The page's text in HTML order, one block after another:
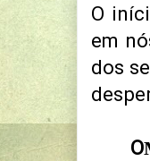
O
em
dos